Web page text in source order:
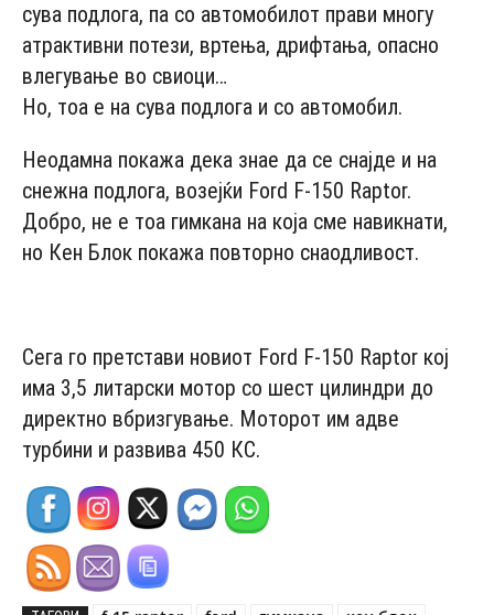
сува подлога, па со автомобилот прави многу
атрактивни потези, вртења, дрифтања, опасно
влегување во свиоци…
Но, тоа е на сува подлога и со автомобил.
Неодамна покажа дека знае да се снајде и на
снежна подлога, возејќи Ford F-150 Raptor.
Добро, не е тоа гимкана на која сме навикнати,
но Кен Блок покажа повторно снаодливост.
Сега го претстави новиот Ford F-150 Raptor кој
има 3,5 литарски мотор со шест цилиндри до
директно вбризгување. Моторот им адве
турбини и развива 450 КС.